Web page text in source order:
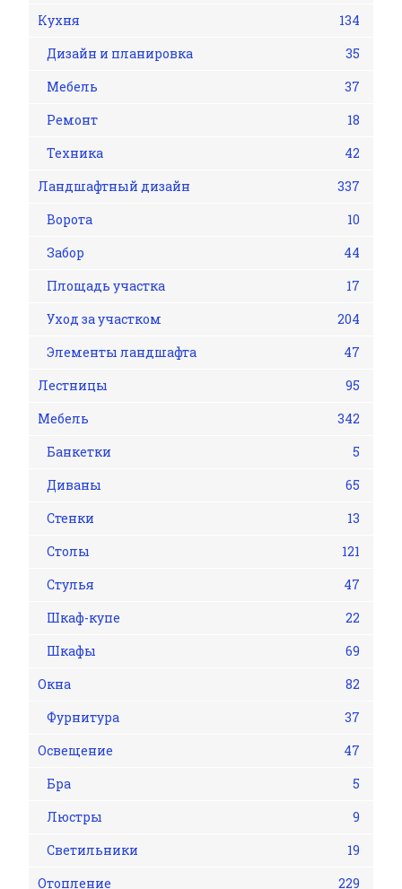
Кухня
134
Дизайн и планировка
35
Мебель
37
Ремонт
18
Техника
42
Ландшафтный дизайн
337
Ворота
10
Забор
44
Площадь участка
17
Уход за участком
204
Элементы ландшафта
47
Лестницы
95
Мебель
342
Банкетки
5
Диваны
65
Стенки
13
Столы
121
Стулья
47
Шкаф-купе
22
Шкафы
69
Окна
82
Фурнитура
37
Освещение
47
Бра
5
Люстры
9
Светильники
19
Отопление
229